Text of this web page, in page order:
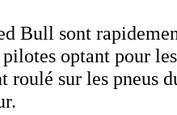
Bull sont
optant pour
roulé sur les pneus